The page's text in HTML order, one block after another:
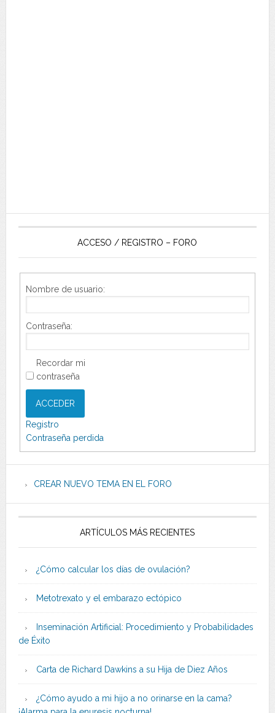
ACCESO / REGISTRO – FORO
Nombre de usuario:
Contraseña:
Recordar mi
contraseña
ACCEDER
Registro
Contraseña perdida
CREAR NUEVO TEMA EN EL FORO
ARTÍCULOS MÁS RECIENTES
¿Cómo calcular los días de ovulación?
Metotrexato y el embarazo ectópico
Inseminación Artificial: Procedimiento y Probabilidades
de Éxito
Carta de Richard Dawkins a su Hija de Diez Años
¿Cómo ayudo a mi hijo a no orinarse en la cama?